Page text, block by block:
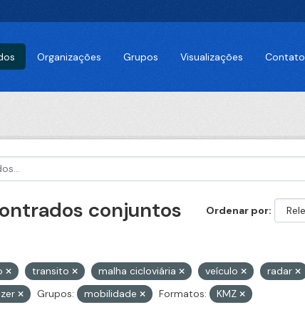
Organizações Grupos Visualizações Contato
Ordenar por
conjuntos
transito malha cicloviária veículo radar
Grupos: mobilidade Formatos: KMZ